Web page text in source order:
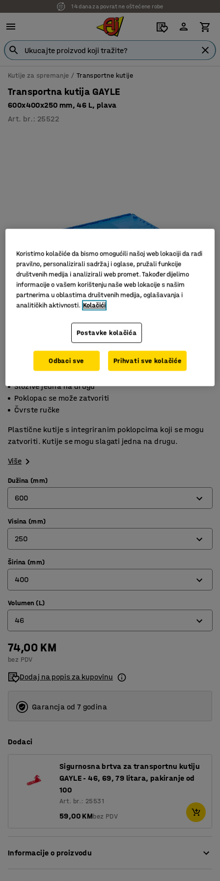
14 dana za povrat ne oštećene robe
7 godina garancije
Kutije za spremanje Transportne kutije
Transportna kutija GAYLE
600x400x250 mm, 46 L, plava
Art. br. : 25522
Složive jedna na drugu
Poklopac se može zatvoriti
Čvrste ručke
Plastične kutije s integriranim poklopcima koji se mogu
zatvoriti. Kutije se mogu slagati jedna na drugu.
Više
Dužina (mm)
600
400
600
Visina (mm)
250
250
320
365
416
Širina (mm)
400
300
400
Volumen (L)
46
38
46
69
79
74,00 KM
bez PDV
Dodaj na popis za kupovinu
Garancja od 7 godina
Dodaci
Sigurnosna brtva za transportnu kutiju
GAYLE - 46, 69, 79 litara, pakiranje od
100
Art. br.: 25531
59,00 KMbez PDV
Informacije o proizvodu
Koristimo kolačiće da bismo omogućili našoj web lokaciji da radi
pravilno, personalizirali sadržaj i oglase, pružali funkcije
društvenih medija i analizirali web promet. Također dijelimo
informacije o vašem korištenju naše web lokacije s našim
partnerima u oblastima društvenih medija, oglašavanja i
analitičkih aktivnosti. Kolačići
Postavke kolačića
Odbaci sve Prihvati sve kolačiće